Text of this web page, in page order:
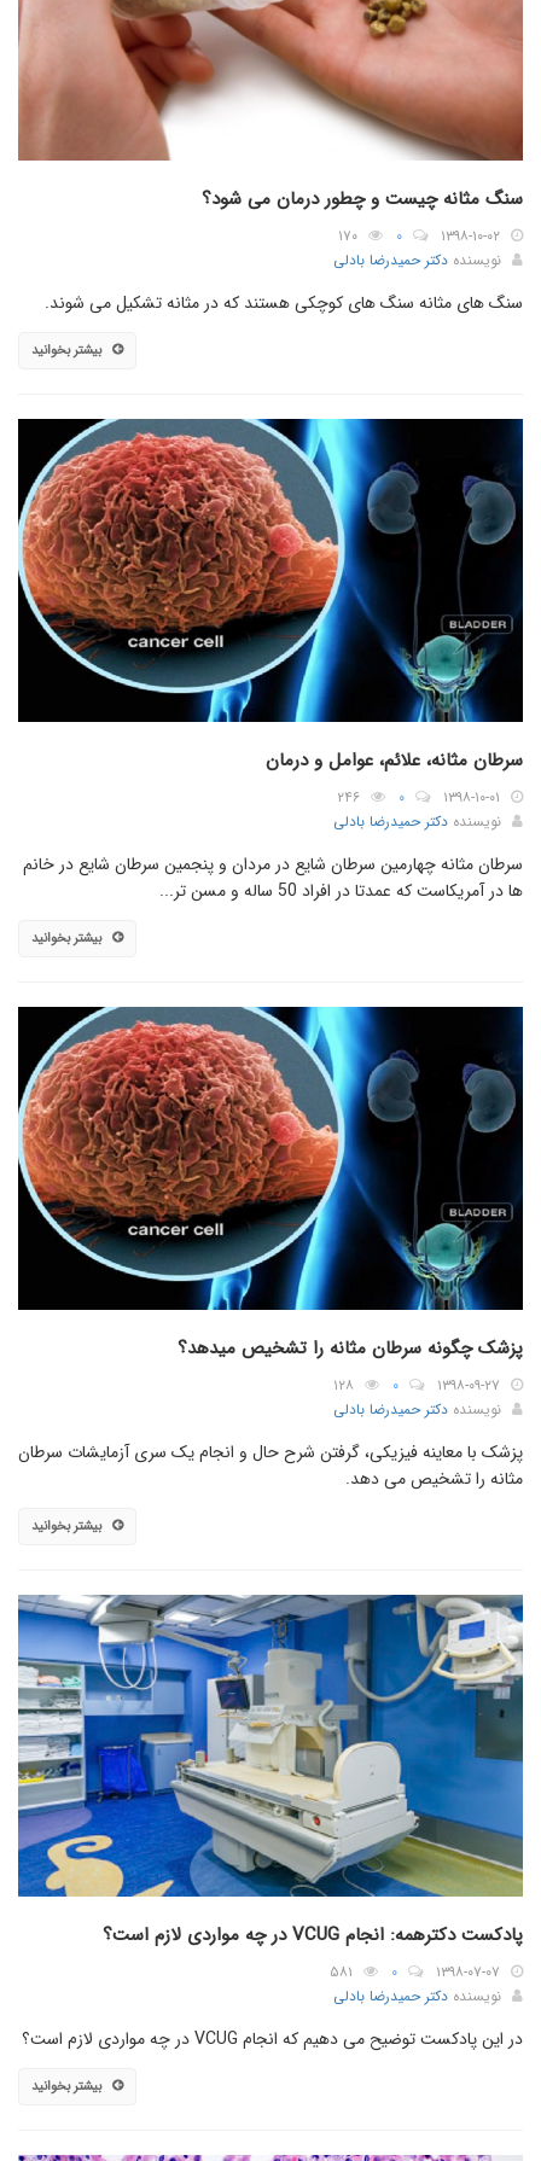
سنگ مثانه چیست و چطور درمان می شود؟
۱۳۹۸-۱۰-۰۲ ۰
۱۷۰
نویسنده دکتر حمیدرضا بادلی
سنگ های مثانه سنگ های کوچکی هستند که در مثانه تشکیل می شوند.
بیشتر بخوانید
سرطان مثانه، علائم، عوامل و درمان
۱۳۹۸-۱۰-۰۱ ۰
۲۴۶
نویسنده دکتر حمیدرضا بادلی
سرطان مثانه چهارمین سرطان شایع در مردان و پنجمین سرطان شایع در خانم
ها در آمریکاست که عمدتا در افراد 50 ساله و مسن تر...
بیشتر بخوانید
پزشک چگونه سرطان مثانه را تشخیص میدهد؟
۱۳۹۸-۰۹-۲۷ ۰
۱۲۸
نویسنده دکتر حمیدرضا بادلی
پزشک با معاینه فیزیکی، گرفتن شرح حال و انجام یک سری آزمایشات سرطان
مثانه را تشخیص می دهد.
بیشتر بخوانید
پادکست دکترهمه: انجام VCUG در چه مواردی لازم است؟
۱۳۹۸-۰۷-۰۷ ۰
۵۸۱
نویسنده دکتر حمیدرضا بادلی
در این پادکست توضیح می دهیم که انجام VCUG در چه مواردی لازم است؟
بیشتر بخوانید